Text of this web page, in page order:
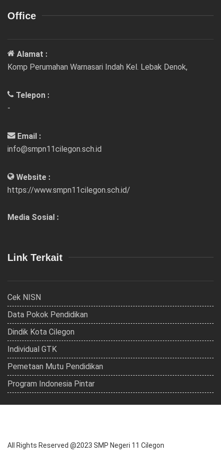
Office
Alamat :
Komp Perumahan Warnasari Indah Kel. Lebak Denok,
Telepon :
-
Email :
info@smpn11cilegon.sch.id
Website :
https://www.smpn11cilegon.sch.id/
Media Sosial :
Link Terkait
Cek NISN
Data Pokok Pendidikan
Dindik Kota Cilegon
Individual GTK
Pemetaan Mutu Pendidikan
Program Indonesia Pintar
All Rights Reserved @2023 SMP Negeri 11 Cilegon